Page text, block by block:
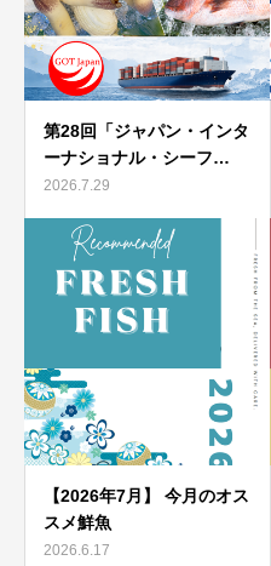
第28回「ジャパン・インタ
ーナショナル・シーフ…
2026.7.29
【2026年7月】 今月のオス
スメ鮮魚
2026.6.17